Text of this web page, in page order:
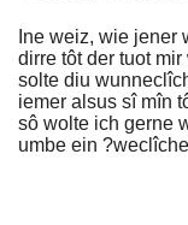
Ine weiz, wie jener
dirre tôt der tuot mir
solte diu
iemer alsus sî mîn
sô wolte ich gerne
umbe ein